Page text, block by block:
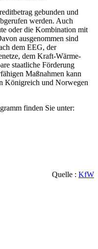
gebunden und
werden. Auch
oder die Kombination mit
ausgenommen sind
dem EEG, der
dem Kraft-Wärme-
staatliche Förderung
Maßnahmen kann
Königreich und Norwegen
finden Sie unter:
Quelle : KfW